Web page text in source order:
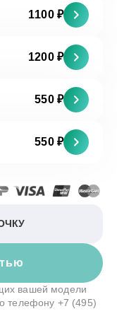
1100 ₽
1200 ₽
550 ₽
550 ₽
вашей модели
телефону +7 (495)